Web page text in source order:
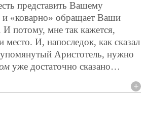
представить Вашему
и «коварно» обращает Ваши
потому, мне так кажется,
место. И, напоследок, как сказал
Аристотель, нужно
уже достаточно сказано…